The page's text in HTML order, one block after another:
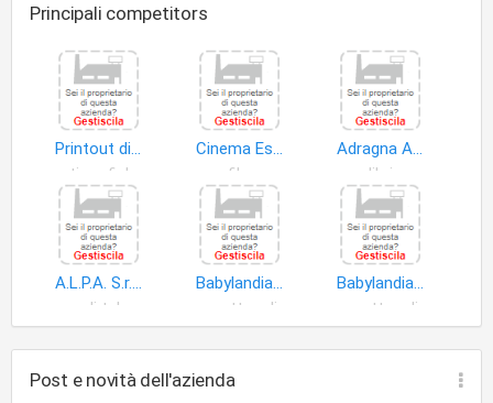
Principali competitors
Printout di Adragna Fabio
arti grafiche
Cinema Esperia S.r.l
film
Adragna Alimenti Zootecnici S.r.l
libri
A.L.P.A. S.r.l. Societa'a Responsabilita' Limitata
Babylandia di Emiliano Rosanna & C. S.n.c
spettacoli
Babylandia di Lucchese Enza & C. S.n.c
spettacoli
Post e novità dell'azienda